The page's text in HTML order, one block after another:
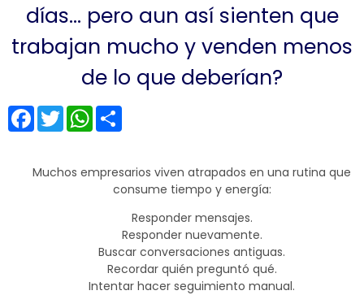
días… pero aun así sienten que
trabajan mucho y venden menos
de lo que deberían?
Facebook
TwitterWhatsApp
Muchos empresarios viven atrapados en una rutina que
consume tiempo y energía:
Responder mensajes.
Responder nuevamente.
Buscar conversaciones antiguas.
Recordar quién preguntó qué.
Intentar hacer seguimiento manual.